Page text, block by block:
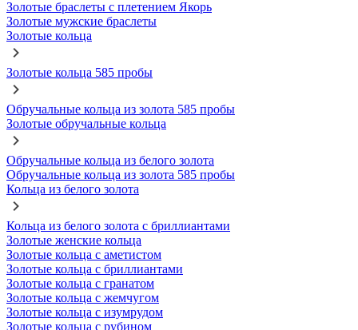
Золотые браслеты с плетением Якорь
Золотые мужские браслеты
Золотые кольца
Золотые кольца 585 пробы
Обручальные кольца из золота 585 пробы
Золотые обручальные кольца
Обручальные кольца из белого золота
Обручальные кольца из золота 585 пробы
Кольца из белого золота
Кольца из белого золота с бриллиантами
Золотые женские кольца
Золотые кольца с аметистом
Золотые кольца с бриллиантами
Золотые кольца с гранатом
Золотые кольца с жемчугом
Золотые кольца с изумрудом
Золотые кольца с рубином